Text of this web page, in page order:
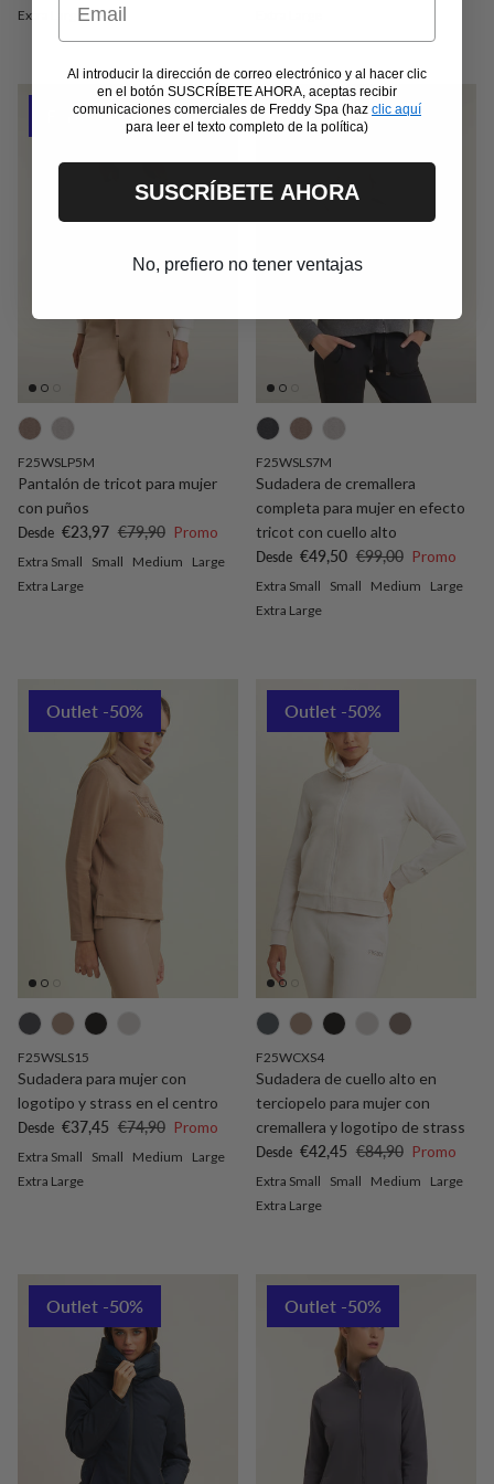
Extra Large
Fin de serie -70%
F25WSLP5M
Pantalón de tricot para mujer
con puños
Precio de venta
Desde €23,97 Precio normal
€79,90 Promo
Extra Small Small Medium
Large
Extra Large
Outlet -50%
F25WSLS7M
Sudadera de cremallera
completa para mujer en efecto
tricot con cuello alto
Precio de venta
Desde €49,50 Precio normal
€99,00 Promo
Extra Small Small Medium
Large
Extra Large
Outlet -50%
F25WSLS15
Sudadera para mujer con
logotipo y strass en el centro
Precio de venta
Desde €37,45 Precio normal
€74,90 Promo
Extra Small Small Medium
Large
Extra Large
Outlet -50%
F25WCXS4
Sudadera de cuello alto en
terciopelo para mujer con
cremallera y logotipo de strass
Precio de venta
Desde €42,45 Precio normal
€84,90 Promo
Extra Small Small Medium
Large
Extra Large
Outlet -50% Outlet -50%
Al introducir la dirección de correo electrónico y al hacer clic
en el botón SUSCRÍBETE AHORA, aceptas recibir
comunicaciones comerciales de Freddy Spa (haz clic aquí
para leer el texto completo de la política)
SUSCRÍBETE AHORA
No, prefiero no tener ventajas